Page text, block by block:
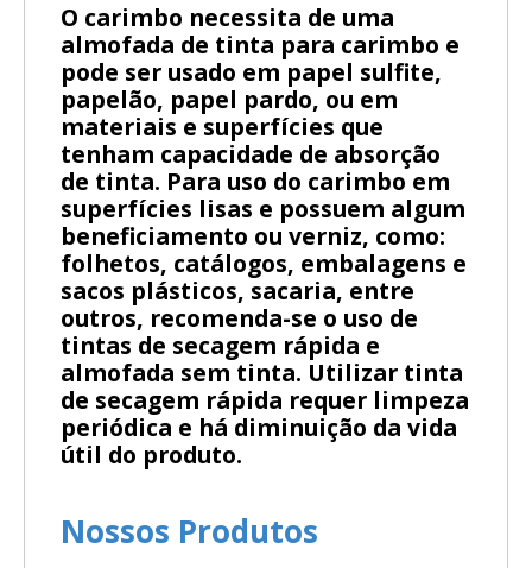
O carimbo necessita de uma
almofada de tinta para carimbo e
pode ser usado em papel sulfite,
papelão, papel pardo, ou em
materiais e superfícies que
tenham capacidade de absorção
de tinta. Para uso do carimbo em
superfícies lisas e possuem algum
beneficiamento ou verniz, como:
folhetos, catálogos, embalagens e
sacos plásticos, sacaria, entre
outros, recomenda-se o uso de
tintas de secagem rápida e
almofada sem tinta. Utilizar tinta
de secagem rápida requer limpeza
periódica e há diminuição da vida
útil do produto.
Nossos Produtos